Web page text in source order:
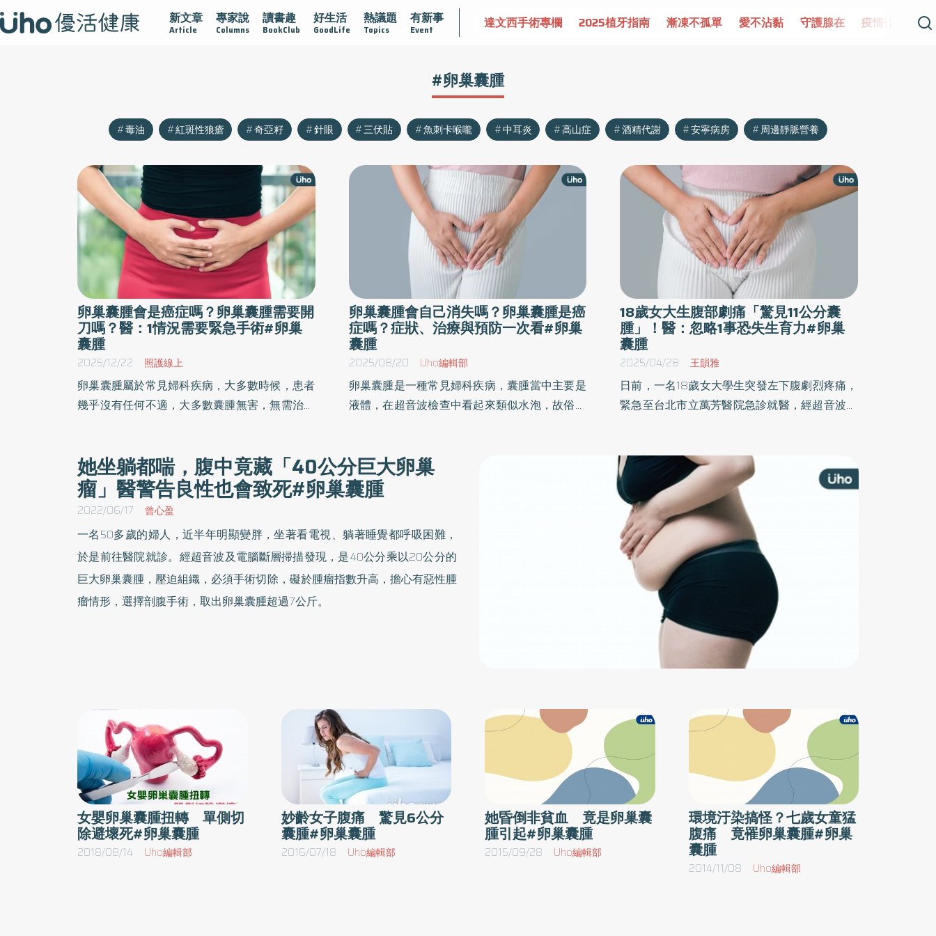
新文章
Article
專家說
Columns
讀書趣
BookClub
好生活
GoodLife
熱議題
Topics
有新事
Event
守護腺在 疫情保衛戰 再生醫學 愛的未來視 認識攝護腺肥大 守護骨骼健康 達文西手術專欄 2025植牙指南 漸凍不孤單 愛不沾黏 守護腺在 疫情保衛戰 再生
#卵巢囊腫
毒油 紅斑性狼瘡 奇亞籽 針眼 三伏貼 魚刺卡喉嚨 中耳炎 高山症 酒精代謝 安寧病房 周邊靜脈營養
卵巢囊腫會是癌症嗎？卵巢囊腫需要開
刀嗎？醫：1情況需要緊急手術#卵巢
囊腫
2025/12/22 照護線上
卵巢囊腫屬於常見婦科疾病，大多數時候，患者
幾乎沒有任何不適，大多數囊腫無害，無需治療
發症，都是有可能的。《優活健康網》特摘此篇
分享卵巢囊腫的類型、原因、症狀、檢查以及治
療方法。
卵巢囊腫會自己消失嗎？卵巢囊腫是癌
症嗎？症狀、治療與預防一次看#卵巢
囊腫
2025/08/20 Uho編輯部
卵巢囊腫是一種常見婦科疾病，囊腫當中主要是
液體，在超音波檢查中看起來類似水泡，故俗稱
師黃馨慧、TFC松仁中西醫聯合診所中醫師李和
蓁於《與妳的子宮對話》一書中，整理女性常見
的婦科疾病與症候群，帶領讀者了解月經、婦科
文：
18歲女大生腹部劇痛「驚見11公分囊
腫」！醫：忽略1事恐失生育力#卵巢
囊腫
2025/04/28 王韻雅
日前，一名18歲女大學生突發左下腹劇烈疼痛，
緊急至台北市立萬芳醫院急診就醫，經超音波檢
分隔結構，雖未見淋巴腫大或遠處轉移，但因病
人持續劇痛，研判有卵巢扭轉風險，立即安排腹
腔鏡微創手術，切除囊腫並保留卵巢功能，順利
解除危機。
她坐躺都喘，腹中竟藏「40公分巨大卵巢
瘤」醫警告良性也會致死#卵巢囊腫
2022/06/17 曾心盈
一名50多歲的婦人，近半年明顯變胖，坐著看電視、躺著睡覺都呼吸困難，
於是前往醫院就診。經超音波及電腦斷層掃描發現，是40公分乘以20公分的
巨大卵巢囊腫，壓迫組織，必須手術切除，礙於腫瘤指數升高，擔心有惡性腫
瘤情形，選擇剖腹手術，取出卵巢囊腫超過7公斤。
女嬰卵巢囊腫扭轉 單側切
除避壞死#卵巢囊腫
2018/08/14 Uho編輯部
妙齡女子腹痛 驚見6公分
囊腫#卵巢囊腫
2016/07/18 Uho編輯部
她昏倒非貧血 竟是卵巢囊
腫引起#卵巢囊腫
2015/09/28 Uho編輯部
環境汙染搞怪？七歲女童猛
腹痛 竟罹卵巢囊腫#卵巢
囊腫
2014/11/08 Uho編輯部